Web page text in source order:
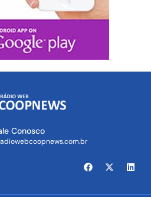
Conosco